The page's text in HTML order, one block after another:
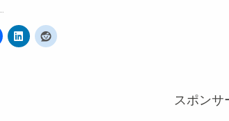
スポンサ